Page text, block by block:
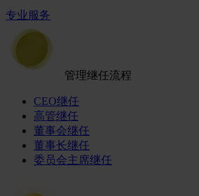
专业服务
管理继任流程
CEO继任
高管继任
董事会继任
董事长继任
委员会主席继任